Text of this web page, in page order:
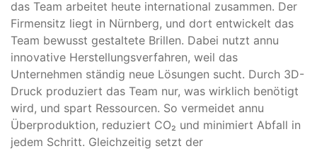
das Team arbeitet heute international zusammen. Der
Firmensitz liegt in Nürnberg, und dort entwickelt das
Team bewusst gestaltete Brillen. Dabei nutzt annu
innovative Herstellungsverfahren, weil das
Unternehmen ständig neue Lösungen sucht. Durch 3D-
Druck produziert das Team nur, was wirklich benötigt
wird, und spart Ressourcen. So vermeidet annu
Überproduktion, reduziert CO₂ und minimiert Abfall in
jedem Schritt. Gleichzeitig setzt der